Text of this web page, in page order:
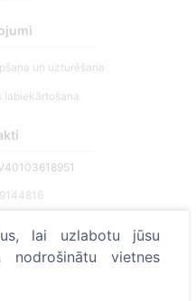
un uzturēšana
labiekārtošana
Latvijā!
lai uzlabotu jūsu
nodrošinātu vietnes